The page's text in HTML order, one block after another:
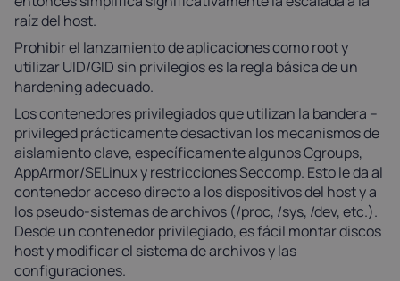
raíz del host.
Prohibir el lanzamiento de aplicaciones como root y
utilizar UID/GID sin privilegios es la regla básica de un
hardening adecuado.
Los contenedores privilegiados que utilizan la bandera --
privileged prácticamente desactivan los mecanismos de
aislamiento clave, específicamente algunos Cgroups,
AppArmor/SELinux y restricciones Seccomp. Esto le da al
contenedor acceso directo a los dispositivos del host y a
los pseudo-sistemas de archivos (/proc, /sys, /dev, etc.).
Desde un contenedor privilegiado, es fácil montar discos
host y modificar el sistema de archivos y las
configuraciones.